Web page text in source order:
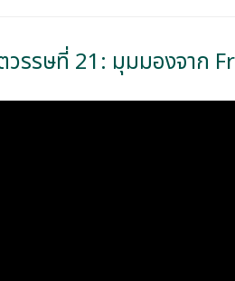
รรษที่ 21: มุมมองจาก